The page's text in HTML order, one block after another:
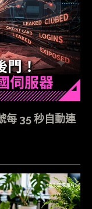
每 35 秒自動連